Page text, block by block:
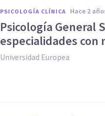
PSICOLOGÍA CLÍNICA hace 2
Psicología General
especialidades con
Universidad Europea